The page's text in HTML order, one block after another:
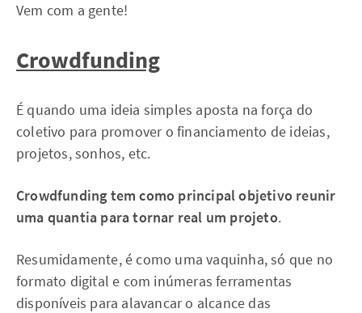
Vem com a gente!
Crowdfunding
É quando uma ideia simples aposta na força do
coletivo para promover o financiamento de ideias,
projetos, sonhos, etc.
Crowdfunding tem como principal objetivo reunir
uma quantia para tornar real um projeto.
Resumidamente, é como uma vaquinha, só que no
formato digital e com inúmeras ferramentas
disponíveis para alavancar o alcance das